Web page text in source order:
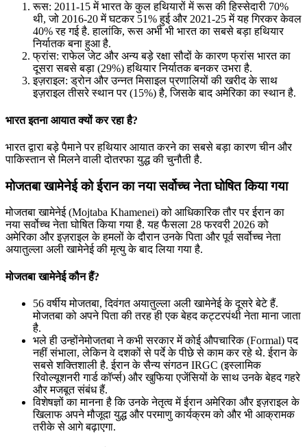
रूस: 2011-15 में भारत के कुल हथियारों में रूस की हिस्सेदारी 70%
थी, जो 2016-20 में घटकर 51% हुई और 2021-25 में यह गिरकर केवल
40% रह गई है. हालांकि, रूस अभी भी भारत का सबसे बड़ा हथियार
निर्यातक बना हुआ है.
फ्रांस: राफेल जेट और अन्य बड़े रक्षा सौदों के कारण फ्रांस भारत का
दूसरा सबसे बड़ा (29%) हथियार निर्यातक बनकर उभरा है.
इज़राइल: ड्रोन और उन्नत मिसाइल प्रणालियों की खरीद के साथ
इज़राइल तीसरे स्थान पर (15%) है, जिसके बाद अमेरिका का स्थान है.
भारत इतना आयात क्यों कर रहा है?
भारत द्वारा बड़े पैमाने पर हथियार आयात करने का सबसे बड़ा कारण चीन और
पाकिस्तान से मिलने वाली दोतरफा युद्ध की चुनौती है.
मोजतबा खामेनेई को ईरान का नया सर्वोच्च नेता घोषित किया गया
मोजतबा खामेनेई (Mojtaba Khamenei) को आधिकारिक तौर पर ईरान का
नया सर्वोच्च नेता घोषित किया गया है. यह फैसला 28 फरवरी 2026 को
अमेरिका और इज़राइल के हमलों के दौरान उनके पिता और पूर्व सर्वोच्च नेता
अयातुल्ला अली खामेनेई की मृत्यु के बाद लिया गया है.
मोजतबा खामेनेई कौन हैं?
56 वर्षीय मोजतबा, दिवंगत अयातुल्ला अली खामेनेई के दूसरे बेटे हैं.
मोजतबा को अपने पिता की तरह ही एक बेहद कट्टरपंथी नेता माना जाता
है.
भले ही उन्होंनेमोजतबा ने कभी सरकार में कोई औपचारिक (Formal) पद
नहीं संभाला, लेकिन वे दशकों से पर्दे के पीछे से काम कर रहे थे. ईरान के
सबसे शक्तिशाली है. ईरान के सैन्य संगठन IRGC (इस्लामिक
रिवोल्यूशनरी गार्ड कॉर्प्स) और खुफिया एजेंसियों के साथ उनके बेहद गहरे
और मजबूत संबंध हैं.
विशेषज्ञों का मानना है कि उनके नेतृत्व में ईरान अमेरिका और इज़राइल के
खिलाफ अपने मौजूदा युद्ध और परमाणु कार्यक्रम को और भी आक्रामक
तरीके से आगे बढ़ाएगा.